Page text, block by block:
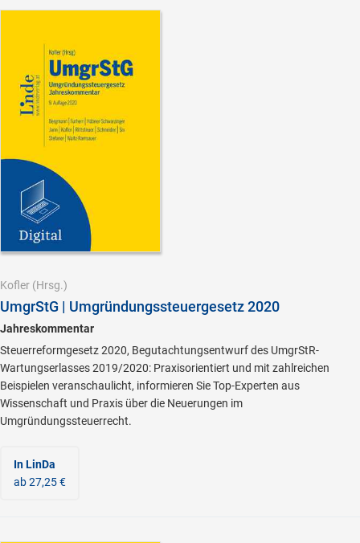
Kofler (Hrsg.)
UmgrStG | Umgründungssteuergesetz 2020
Jahreskommentar
Steuerreformgesetz 2020, Begutachtungsentwurf des UmgrStR-
Wartungserlasses 2019/2020: Praxisorientiert und mit zahlreichen
Beispielen veranschaulicht, informieren Sie Top-Experten aus
Wissenschaft und Praxis über die Neuerungen im
Umgründungssteuerrecht.
In LinDa
ab 27,25 €